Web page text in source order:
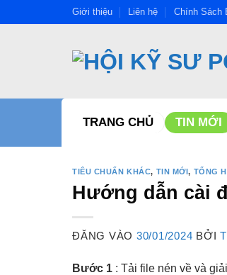
qua
Giới thiệu Liên hệ Chính Sách
TRANG CHỦ TIN MỚI
TIÊU CHUẨN KHÁC, TIN MỚI, TỔNG
Hướng dẫn cài
ĐĂNG VÀO 30/01/2024 BỞI
Bước 1 : Tải file nén về và